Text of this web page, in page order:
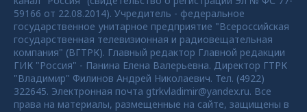
59166 от 22.08.2014). Учредитель - федеральное
государственное унитарное предприятие "Всероссийская
государственная телевизионная и радиовещательная
компания" (ВГТРК). Главный редактор Главной редакции
ГИК "Россия" - Панина Елена Валерьевна. Директор ГТРК
"Владимир" Филинов Андрей Николаевич. Тел. (4922)
322645. Электронная почта gtrkvladimir@yandex.ru. Все
права на материалы, размещенные на сайте, защищены в